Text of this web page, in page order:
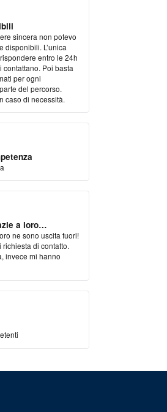
sincera non potevo
disponibili. L’unica
entro le 24h
contattano. Poi basta
per ogni
del percorso.
caso di necessità.
a loro…
ne sono uscita fuori!
di contatto.
invece mi hanno